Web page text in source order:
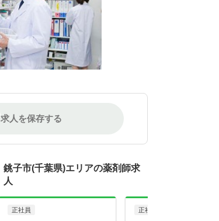
求人を保存する
銚子市(千葉県)エリアの薬剤師求
人
正社員 正社員